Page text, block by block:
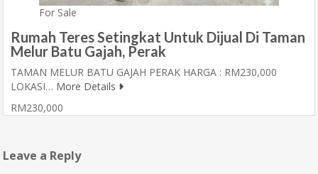
For Sale
Rumah Teres Setingkat Untuk Dijual Di Taman
Melur Batu Gajah, Perak
TAMAN MELUR BATU GAJAH PERAK HARGA : RM230,000
LOKASI… More Details
RM230,000
Leave a Reply